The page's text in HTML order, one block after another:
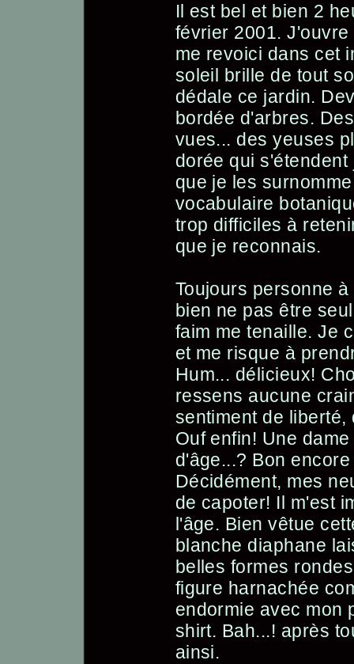
Il est bel et bien 2
février 2001.
me revoici dans cet
soleil brille de tout
dédale ce jardin.
bordée d'arbres.
vues... des yeuses
dorée qui
que je les
vocabulaire
trop difficiles à
que je reconnais.
Toujours personne
bien ne pas être
faim me tenaille. Je
et me risque à
Hum... délicieux!
ressens aucune
sentiment de
Ouf enfin! Une
d'âge...? Bon
Décidément, mes
de capoter! Il m'est
l'âge. Bien vêtue
blanche diaphane
belles formes
figure harnachée
endormie avec mon
shirt. Bah...! après
ainsi.